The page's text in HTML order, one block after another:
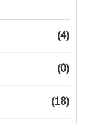
(4)
(0)
(18)